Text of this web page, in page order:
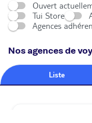
Ouvert
Tui Store
Agences
Nos agences de
Liste
Carte